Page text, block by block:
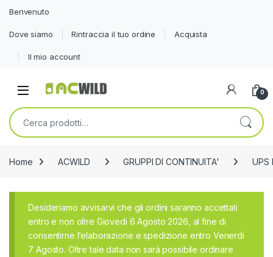
Benvenuto
Dove siamo Rintraccia il tuo ordine Acquista
Il mio account
0
Cerca:
Home ACWILD GRUPPI DI CONTINUITA' UPS
Desideriamo avvisarvi che gli ordini saranno accettati
entro e non oltre Giovedi 6 Agosto 2026, al fine di
consentirne l’elaborazione e spedizione entro Venerdi
7 Agosto. Oltre tale data non sarà possibile ordinare